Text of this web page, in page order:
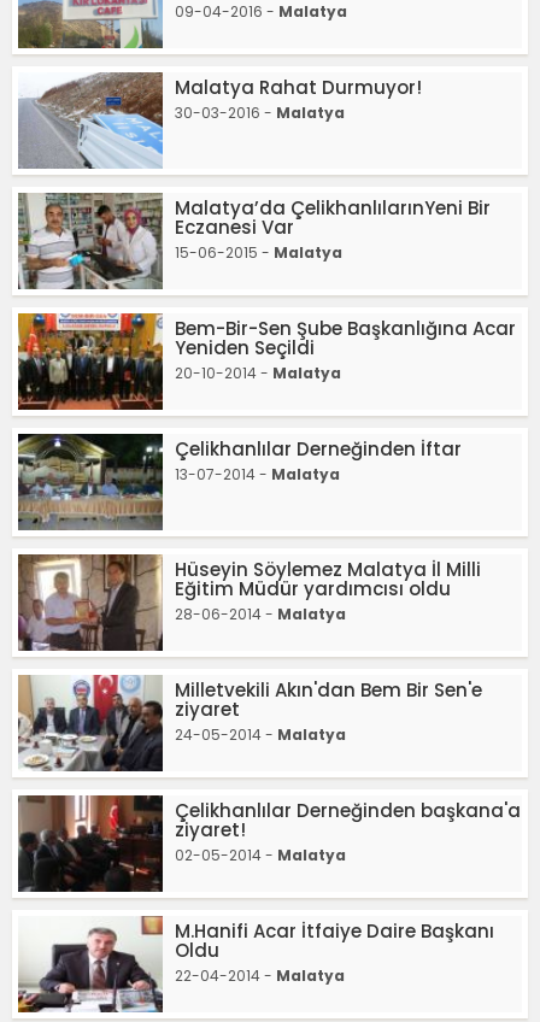
09-04-2016 - Malatya
Malatya Rahat Durmuyor!
30-03-2016 - Malatya
Malatya’da ÇelikhanlılarınYeni Bir
Eczanesi Var
15-06-2015 - Malatya
Bem-Bir-Sen Şube Başkanlığına Acar
Yeniden Seçildi
20-10-2014 - Malatya
Çelikhanlılar Derneğinden İftar
13-07-2014 - Malatya
Hüseyin Söylemez Malatya İl Milli
Eğitim Müdür yardımcısı oldu
28-06-2014 - Malatya
Milletvekili Akın'dan Bem Bir Sen'e
ziyaret
24-05-2014 - Malatya
Çelikhanlılar Derneğinden başkana'a
ziyaret!
02-05-2014 - Malatya
M.Hanifi Acar İtfaiye Daire Başkanı
Oldu
22-04-2014 - Malatya